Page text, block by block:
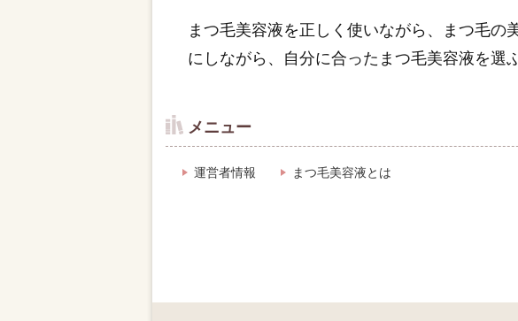
まつ毛美容液を正しく使いながら、まつ毛
にしながら、自分に合ったまつ毛美容液を選
メニュー
運営者情報 まつ毛美容液とは